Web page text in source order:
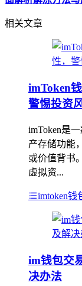
相关文章
imToken
警惕投资
imToken是
产存储功能
或价值背书
虚拟资...
imtoken钱
im钱包交
决办法